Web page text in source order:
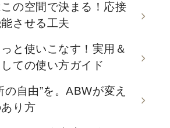
の空間で決まる！応接
させる工夫
と使いこなす！実用＆
ての使い方ガイド
の自由”を。ABWが変え
り方